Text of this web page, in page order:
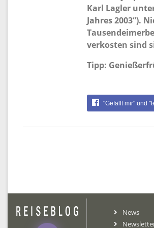
Karl Lagler
Jahres 2003“).
verkosten sind
Tipp:
"Gefällt mir" und
News